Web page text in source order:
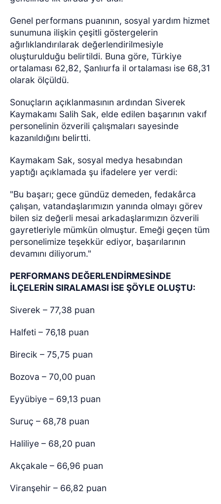
Genel performans puanının, sosyal yardım hizmet
sunumuna ilişkin çeşitli göstergelerin
ağırlıklandırılarak değerlendirilmesiyle
oluşturulduğu belirtildi. Buna göre, Türkiye
ortalaması 62,82, Şanlıurfa il ortalaması ise 68,31
olarak ölçüldü.
Sonuçların açıklanmasının ardından Siverek
Kaymakamı Salih Sak, elde edilen başarının vakıf
personelinin özverili çalışmaları sayesinde
kazanıldığını belirtti.
Kaymakam Sak, sosyal medya hesabından
yaptığı açıklamada şu ifadelere yer verdi:
"Bu başarı; gece gündüz demeden, fedakârca
çalışan, vatandaşlarımızın yanında olmayı görev
bilen siz değerli mesai arkadaşlarımızın özverili
gayretleriyle mümkün olmuştur. Emeği geçen tüm
personelimize teşekkür ediyor, başarılarının
devamını diliyorum."
PERFORMANS DEĞERLENDİRMESİNDE
İLÇELERİN SIRALAMASI İSE ŞÖYLE OLUŞTU:
Siverek – 77,38 puan
Halfeti – 76,18 puan
Birecik – 75,75 puan
Bozova – 70,00 puan
Eyyübiye – 69,13 puan
Suruç – 68,78 puan
Haliliye – 68,20 puan
Akçakale – 66,96 puan
Viranşehir – 66,82 puan